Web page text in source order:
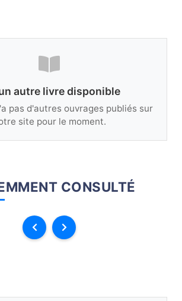
autre livre disponible
pas d'autres ouvrages publiés sur
site pour le moment.
CONSULTÉ